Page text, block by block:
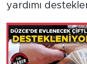
yardımı